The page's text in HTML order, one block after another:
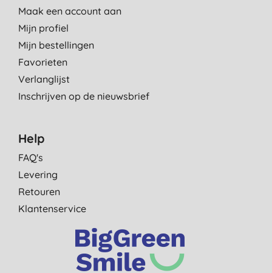
Maak een account aan
Mijn profiel
Mijn bestellingen
Favorieten
Verlanglijst
Inschrijven op de nieuwsbrief
Help
FAQ's
Levering
Retouren
Klantenservice